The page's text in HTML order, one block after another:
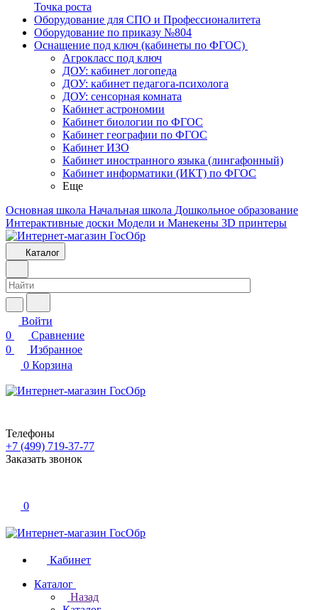
Точка роста
Оборудование для СПО и Профессионалитета
Оборудование по приказу №804
Оснащение под ключ (кабинеты по ФГОС)
Агрокласс под ключ
ДОУ: кабинет логопеда
ДОУ: кабинет педагога-психолога
ДОУ: сенсорная комната
Кабинет астрономии
Кабинет биологии по ФГОС
Кабинет географии по ФГОС
Кабинет ИЗО
Кабинет иностранного языка (лингафонный)
Кабинет информатики (ИКТ) по ФГОС
Еще
Основная школа Начальная школа Дошкольное образование
Интерактивные доски Модели и Манекены 3D принтеры
Каталог
Войти
0
Сравнение
0
Избранное
0 Корзина
Телефоны
+7 (499) 719-37-77
Заказать звонок
0
Кабинет
Каталог
Назад